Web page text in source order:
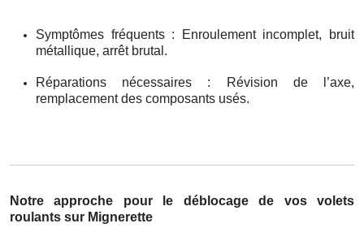
Symptômes fréquents : Enroulement incomplet, bruit
métallique, arrêt brutal.
Réparations nécessaires : Révision de l’axe,
remplacement des composants usés.
Notre approche pour le déblocage de vos volets
roulants sur Mignerette